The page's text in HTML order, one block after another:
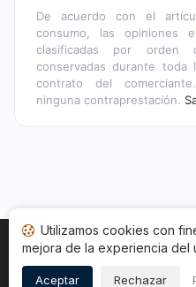
De acuerdo con el
consumo, las opiniones
clasificadas por orden
conservadas durante toda
contrato del
ninguna contraprestación.
Inicio Estado
Utilizamos cookies con
mejora de la experiencia del
Aceptar Rechazar